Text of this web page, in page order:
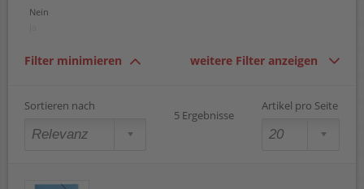
Nein
Filter minimieren weitere Filter anzeigen
Sortieren nach
5 Ergebnisse
Artikel pro Seite